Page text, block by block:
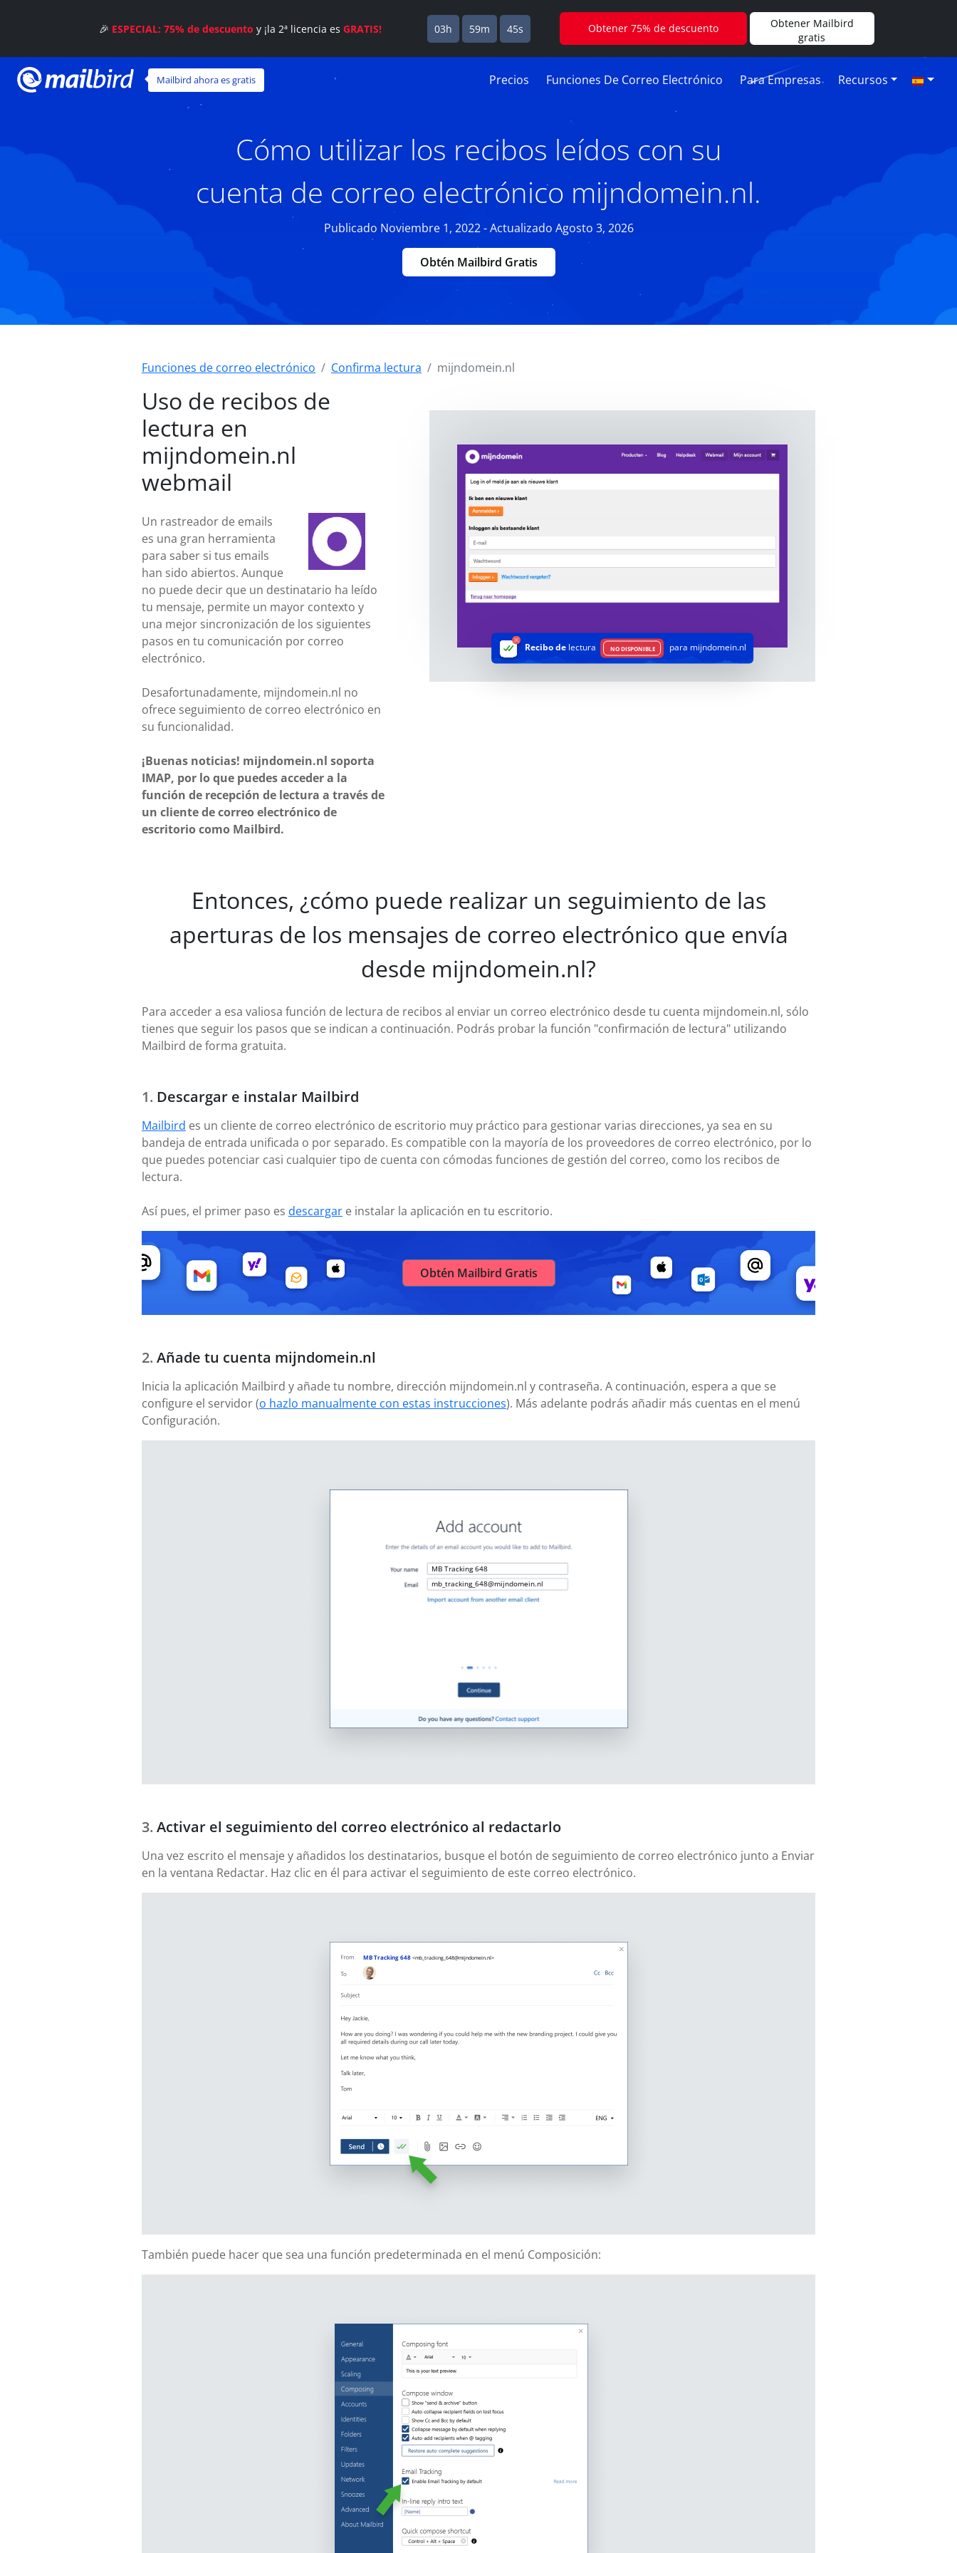
Mailbird ahora es gratis Precios Funciones De Correo Electrónico Para Empresas Recursos
Cómo utilizar los recibos leídos con su
cuenta de correo electrónico mijndomein.nl.
Publicado Noviembre 1, 2022 - Actualizado Agosto 3, 2026
Obtén Mailbird Gratis
Funciones de correo electrónico Confirma lectura mijndomein.nl
Uso de recibos de
lectura en
mijndomein.nl
webmail
Un rastreador de emails
es una gran herramienta
para saber si tus emails
han sido abiertos. Aunque
no puede decir que un destinatario ha leído
tu mensaje, permite un mayor contexto y
una mejor sincronización de los siguientes
pasos en tu comunicación por correo
electrónico.
Desafortunadamente, mijndomein.nl no
ofrece seguimiento de correo electrónico en
su funcionalidad.
¡Buenas noticias! mijndomein.nl soporta
IMAP, por lo que puedes acceder a la
función de recepción de lectura a través de
un cliente de correo electrónico de
escritorio como Mailbird.
Recibo delectura NO DISPONIBLE para mijndomein.nl
Entonces, ¿cómo puede realizar un seguimiento de las
aperturas de los mensajes de correo electrónico que envía
desde mijndomein.nl?
Para acceder a esa valiosa función de lectura de recibos al enviar un correo electrónico desde tu cuenta mijndomein.nl, sólo
tienes que seguir los pasos que se indican a continuación. Podrás probar la función "confirmación de lectura" utilizando
Mailbird de forma gratuita.
Descargar e instalar Mailbird
Mailbird es un cliente de correo electrónico de escritorio muy práctico para gestionar varias direcciones, ya sea en su
bandeja de entrada unificada o por separado. Es compatible con la mayoría de los proveedores de correo electrónico, por lo
que puedes potenciar casi cualquier tipo de cuenta con cómodas funciones de gestión del correo, como los recibos de
lectura.
Así pues, el primer paso es descargar e instalar la aplicación en tu escritorio.
Obtén Mailbird Gratis
Añade tu cuenta mijndomein.nl
Inicia la aplicación Mailbird y añade tu nombre, dirección mijndomein.nl y contraseña. A continuación, espera a que se
configure el servidor (o hazlo manualmente con estas instrucciones). Más adelante podrás añadir más cuentas en el menú
Configuración.
MB Tracking 648
mb_tracking_648@mijndomein.nl
Activar el seguimiento del correo electrónico al redactarlo
Una vez escrito el mensaje y añadidos los destinatarios, busque el botón de seguimiento de correo electrónico junto a Enviar
en la ventana Redactar. Haz clic en él para activar el seguimiento de este correo electrónico.
MB Tracking 648 <mb_tracking_648@mijndomein.nl>
También puede hacer que sea una función predeterminada en el menú Composición:
🎉 ESPECIAL: 75% de descuento y ¡la 2ª licencia es GRATIS! 03h 59m 44s Obtener 75% de descuento
Obtener Mailbird
gratis